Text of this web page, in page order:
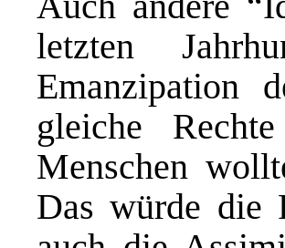
letzten
Emanzipation
gleiche
Menschen
Das würde die